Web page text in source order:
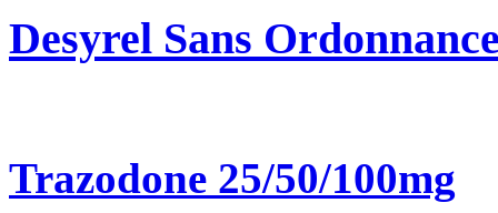
Desyrel Sans
Trazodone 25/50/100mg